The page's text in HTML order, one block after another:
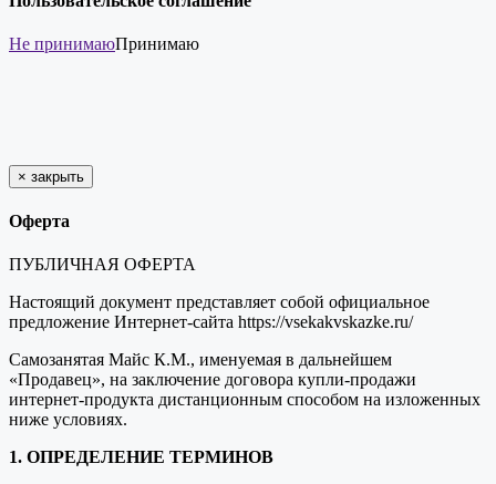
Не принимаюПринимаю
× закрыть
Оферта
ПУБЛИЧНАЯ ОФЕРТА
Настоящий документ представляет собой официальное
предложение Интернет-сайта https://vsekakvskazke.ru/
Самозанятая Майс К.М., именуемая в дальнейшем
«Продавец», на заключение договора купли-продажи
интернет-продукта дистанционным способом на изложенных
ниже условиях.
1. ОПРЕДЕЛЕНИЕ ТЕРМИНОВ